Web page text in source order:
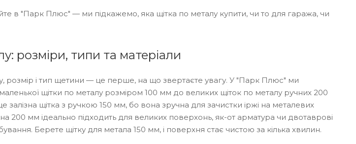
в "Парк Плюс" — ми підкажемо, яка щітка по металу купити, чи то для гаража, чи
розміри, типи та матеріали
розмір і тип щетини — це перше, на що звертаєте увагу. У "Парк Плюс" ми
щітки по металу розміром 100 мм до великих щіток по металу ручних 200
щітка з ручкою 150 мм, бо вона зручна для зачистки іржі на металевих
200 мм ідеально підходить для великих поверхонь, як-от арматура чи двотаврові
Берете щітку для метала 150 мм, і поверхня стає чистою за кілька хвилин.